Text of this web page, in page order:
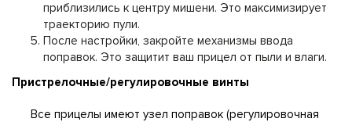
приблизились к центру мишени. Это максимизирует
траекторию пули.
После настройки, закройте механизмы ввода
поправок. Это защитит ваш прицел от пыли и влаги.
Пристрелочные/регулировочные винты
Все прицелы имеют узел поправок (регулировочная